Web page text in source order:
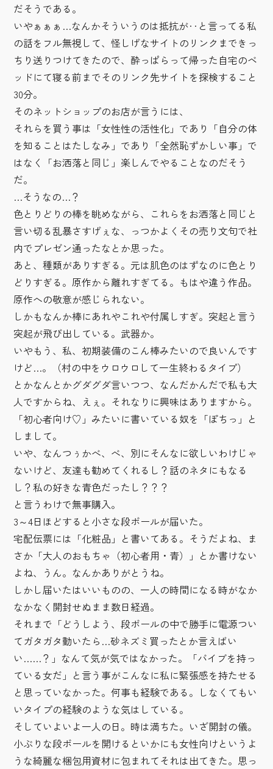
だそうである。
いやぁぁぁ…なんかそういうのは抵抗が‥と言ってる私
の話をフル無視して、怪しげなサイトのリンクまできっ
ちり送りつけてきたので、酔っぱらって帰った自宅のベ
ッドにて寝る前までそのリンク先サイトを探検すること
30分。
そのネットショップのお店が言うには、
それらを買う事は「女性性の活性化」であり「自分の体
を知ることはたしなみ」であり「全然恥ずかしい事」で
はなく「お洒落と同じ」楽しんでやることなのだそう
だ。
…そうなの…？
色とりどりの棒を眺めながら、これらをお洒落と同じと
言い切る乱暴さすげぇな、っつかよくその売り文句で社
内でプレゼン通ったなとか思った。
あと、種類がありすぎる。元は肌色のはずなのに色とり
どりすぎる。原作から離れすぎてる。もはや違う作品。
原作への敬意が感じられない。
しかもなんか棒にあれやこれや付属しすぎ。突起と言う
突起が飛び出している。武器か。
いやもう、私、初期装備のこん棒みたいので良いんです
けど…。（村の中をウロウロして一生終わるタイプ）
とかなんとかグダグダ言いつつ、なんだかんだで私も大
人ですからね、えぇ。それなりに興味はありますから。
「初心者向け♡」みたいに書いている奴を「ぽちっ」と
しまして。
いや、なんつぅかべ、べ、別にそんなに欲しいわけじゃ
ないけど、友達も勧めてくれるし？話のネタにもなる
し？私の好きな青色だったし？？？
と言うわけで無事購入。
3～4日ほどすると小さな段ボールが届いた。
宅配伝票には「化粧品」と書いてある。そうだよね、ま
さか「大人のおもちゃ（初心者用・青）」とか書けない
よね、うん。なんかありがとうね。
しかし届いたはいいものの、一人の時間になる時がなか
なかなく開封せぬまま数日経過。
それまで「どうしよう、段ボールの中で勝手に電源つい
てガタガタ動いたら…砂ネズミ買ったとか言えばい
い……？」なんて気が気ではなかった。「バイブを持っ
ている女だ」と言う事がこんなに私に緊張感を持たせる
と思っていなかった。何事も経験である。しなくてもい
いタイプの経験のような気はしている。
そしていよいよ一人の日。時は満ちた。いざ開封の儀。
小ぶりな段ボールを開けるといかにも女性向けというよ
うな綺麗な梱包用資材に包まれてそれは出てきた。思っ